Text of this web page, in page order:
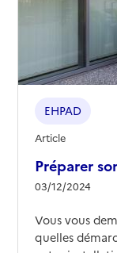
Préparer
03/12/2024
EHPAD
Article
Vous vous
quelles